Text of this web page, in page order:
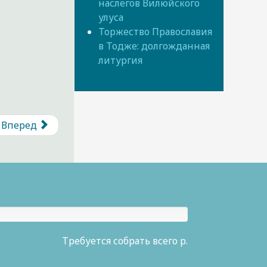
Вперед
наслегов Вилюйского
улуса
Торжество Православия
в Тодже: долгожданная
литургия
Требуется собрать всего р.